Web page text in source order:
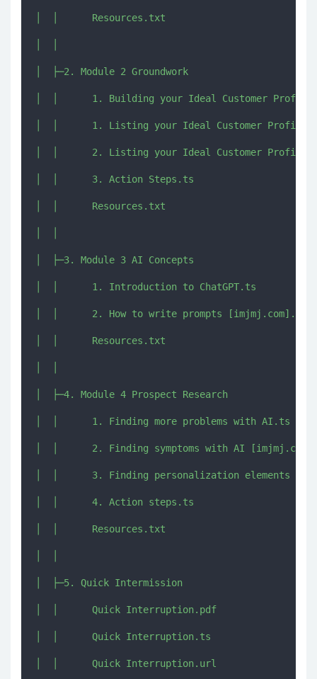
│  │      Resources.txt
│  ├─2. Module 2 Groundwork
│  │      1. Building your Ideal Customer
│  │      1. Listing your Ideal Customer Profile_s
│  │      2. Listing your Ideal Customer
│  │      3. Action Steps.ts
│  │      Resources.txt
│  ├─3. Module 3 AI Concepts
│  │      1. Introduction to ChatGPT.ts
│  │      2. How to write prompts [imjmj.com].ts
│  │      Resources.txt
│  ├─4. Module 4 Prospect Research
│  │      1. Finding more problems with AI.ts
│  │      2. Finding symptoms with AI
│  │      3. Finding personalization elements
│  │      4. Action steps.ts
│  │      Resources.txt
│  ├─5. Quick Intermission
│  │      Quick Interruption.pdf
│  │      Quick Interruption.ts
│  │      Quick Interruption.url